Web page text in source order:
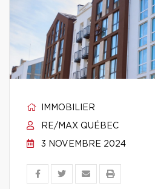
IMMOBILIER
RE/MAX QUÉBEC
3 NOVEMBRE 2024